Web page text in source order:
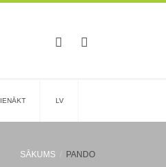
IENĀKT LV
SĀKUMS PANDO